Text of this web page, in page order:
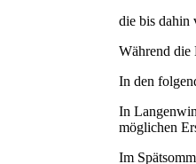
die bis dahin
Während die
In den
In
möglichen
Im